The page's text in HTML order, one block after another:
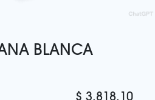
BLANCA
$ 3,818.10